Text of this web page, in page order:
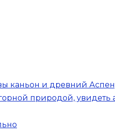
каньон и древний
природой,